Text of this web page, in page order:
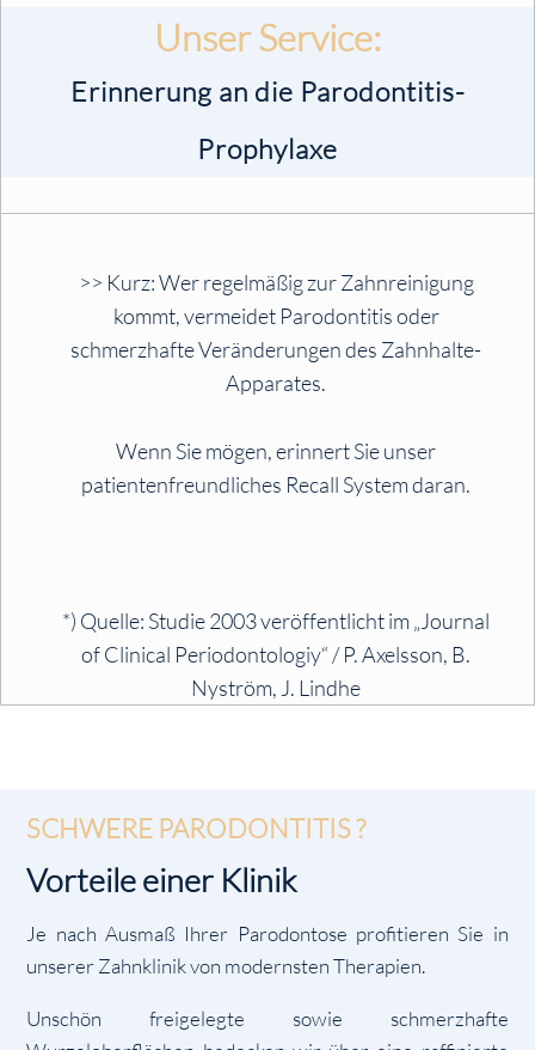
Unser Service:
Erinnerung an die Parodontitis-
Prophylaxe
>> Kurz: Wer regelmäßig zur Zahnreinigung
kommt, vermeidet Parodontitis oder
schmerzhafte Veränderungen des Zahnhalte-
Apparates.
Wenn Sie mögen, erinnert Sie unser
patientenfreundliches Recall System daran.
*) Quelle: Studie 2003 veröffentlicht im „Journal
of Clinical Periodontologiy“ / P. Axelsson, B.
Nyström, J. Lindhe
SCHWERE PARODONTITIS ?
Vorteile einer Klinik
Je nach Ausmaß Ihrer Parodontose profitieren Sie in
unserer Zahnklinik von modernsten Therapien.
Unschön freigelegte sowie schmerzhafte